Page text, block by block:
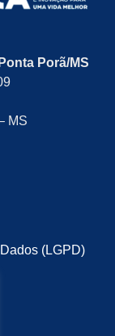
Porã/MS
MS
(LGPD)